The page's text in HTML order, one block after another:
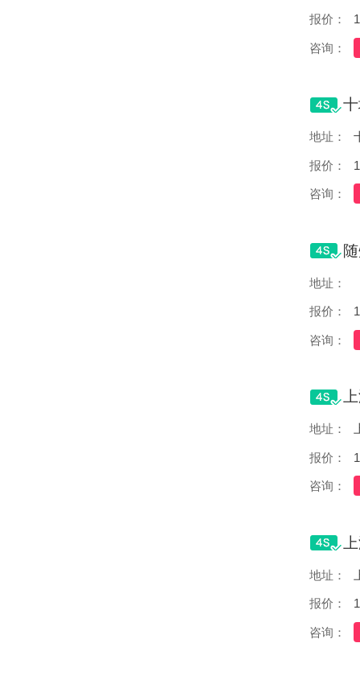
报价：
咨询：
地址：
报价：
咨询：
地址：
报价：
咨询：
地址：
报价：
咨询：
地址：
报价：
咨询：